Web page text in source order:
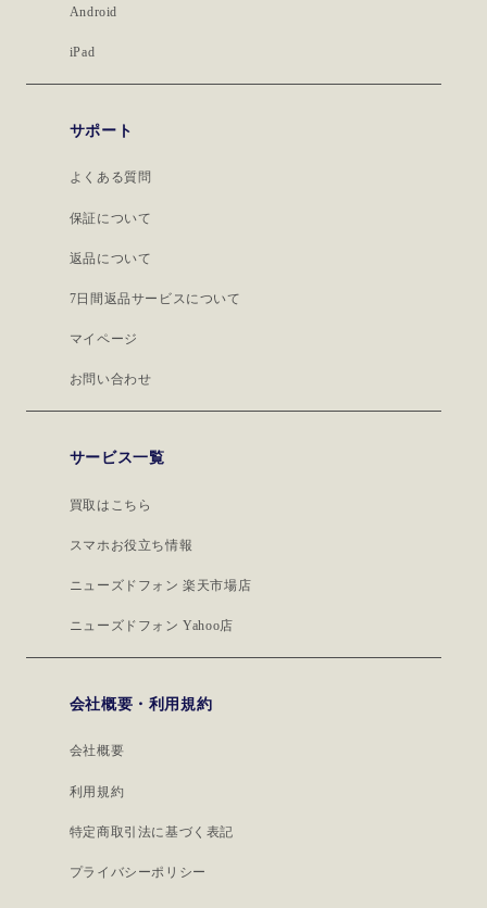
Android
iPad
サポート
よくある質問
保証について
返品について
7日間返品サービスについて
マイページ
お問い合わせ
サービス一覧
買取はこちら
スマホお役立ち情報
ニューズドフォン 楽天市場店
ニューズドフォン Yahoo店
会社概要・利用規約
会社概要
利用規約
特定商取引法に基づく表記
プライバシーポリシー